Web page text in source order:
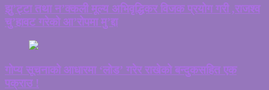
झु’ट्टा तथा न’क्कली मूल्य अभिवृद्धिकर विजक प्रयोग गरी ,राजश्व
चु’हावट गरेको आ’रोपमा मु’द्दा
गोप्य सूचनाको आधारमा ‘लोड’ गरेर राखेको बन्दुकसहित एक
पक्राउ !